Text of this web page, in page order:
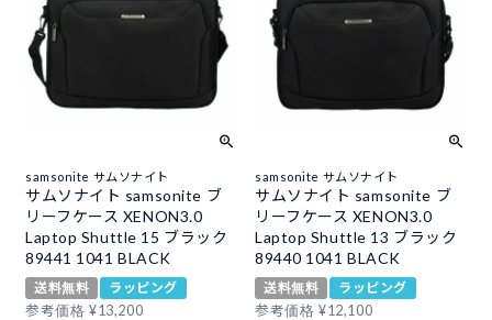
samsonite サムソナイト
サムソナイト samsonite ブ
リーフケース XENON3.0
Laptop Shuttle 15 ブラック
89441 1041 BLACK
送料無料
ラッピング
参考価格 ¥13,200
samsonite サムソナイト
サムソナイト samsonite ブ
リーフケース XENON3.0
Laptop Shuttle 13 ブラック
89440 1041 BLACK
送料無料
ラッピング
参考価格 ¥12,100